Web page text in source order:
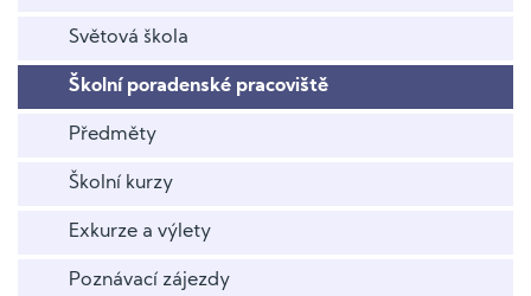
Světová škola
Školní poradenské pracoviště
Předměty
Školní kurzy
Exkurze a výlety
Poznávací zájezdy